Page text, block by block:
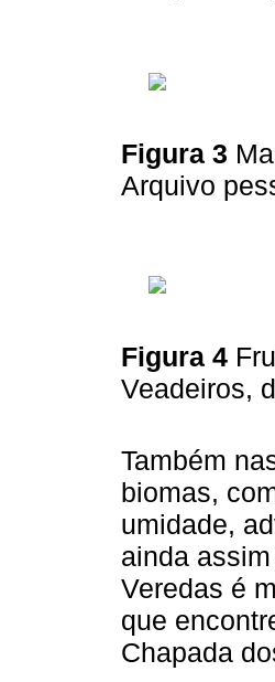
Figura 3
Arquivo
Figura 4
Veadeiros,
Também
biomas,
umidade,
ainda
Veredas é
que
Chapada